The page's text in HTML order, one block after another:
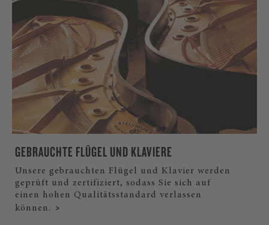
GEBRAUCHTE FLÜGEL UND KLAVIERE
Unsere gebrauchten Flügel und Klavier werden
geprüft und zertifiziert, sodass Sie sich auf
einen hohen Qualitätsstandard verlassen
können.